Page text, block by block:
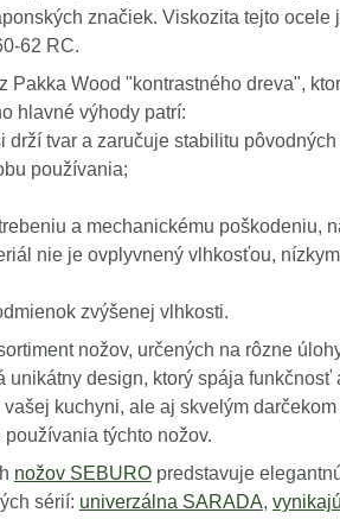
značiek. Viskozita tejto ocele
62 RC.
Pakka Wood "kontrastného dreva",
hlavné výhody patrí:
drží tvar a zaručuje stabilitu pôvodných
používania;
a mechanickému poškodeniu,
nie je ovplyvnený vlhkosťou,
zvýšenej vlhkosti.
nožov, určených na rôzne
unikátny design, ktorý spája funkčnosť
kuchyni, ale aj skvelým
týchto nožov.
nožov SEBUROpredstavuje
sérií: univerzálna SARADA,